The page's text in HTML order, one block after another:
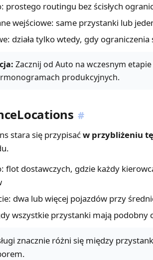
prostego routingu bez ścisłych
wejściowe: same przystanki lub
działa tylko wtedy, gdy ograniczenia
Zacznij od Auto na wczesnym
produkcyjnych.
#
stara się przypisaćw przybliżeniu
flot dostawczych, gdzie każdy
dwa lub więcej pojazdów przy
wszystkie przystanki mają podobny
znacznie różni się między